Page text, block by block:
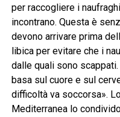
per raccogliere i
incontrano. Questa è
devono arrivare prima
libica per evitare che i
dalle quali sono
basa sul cuore e sul
difficoltà va soccorsa».
Mediterranea lo